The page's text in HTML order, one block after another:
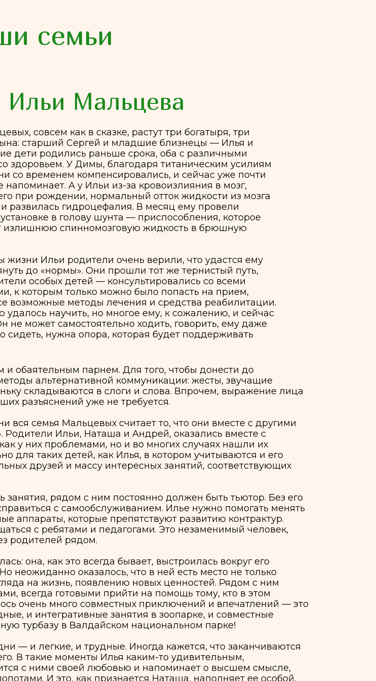
Сергей и младшие близнецы — Илья и
раньше срока, оба с различными
У Димы, благодаря титаническим усилиям
компенсировались, и сейчас уже почти
А у Ильи из-за кровоизлияния в мозг,
нормальный отток жидкости из мозга
гидроцефалия. В месяц ему провели
в голову шунта — приспособления, которое
спинномозговую жидкость в брюшную
родители очень верили, что удастся ему
«нормы». Они прошли тот же тернистый путь,
только можно было попасть на прием,
методы лечения и средства реабилитации.
научить, но многое ему, к сожалению, и сейчас
самостоятельно ходить, говорить, ему даже
нужна опора, которая будет поддерживать
парнем. Для того, чтобы донести до
коммуникации: жесты, звучащие
в слоги и слова. Впрочем, выражение лица
Мальцевых считает то, что они вместе с другими
Ильи, Наташа и Андрей, оказались вместе с
проблемами, но и во многих случаях нашли их
детей, как Илья, в котором учитываются и его
рядом с ним постоянно должен быть тьютор. Без его
с самообслуживанием. Илье нужно помогать менять
которые препятствуют развитию контрактур.
и педагогами. Это незаменимый человек,
рядом.
это всегда бывает, выстроилась вокруг его
оказалось, что в ней есть место не только
жизнь, появлению новых ценностей. Рядом с ним
готовыми прийти на помощь тому, кто в этом
много совместных приключений и впечатлений — это
в Валдайском национальном парке!
и трудные. Иногда кажется, что заканчиваются
моменты Илья каким-то удивительным,
своей любовью и напоминает о высшем смысле,
И это, как признается Наташа, наполняет ее особой,
Мальцева